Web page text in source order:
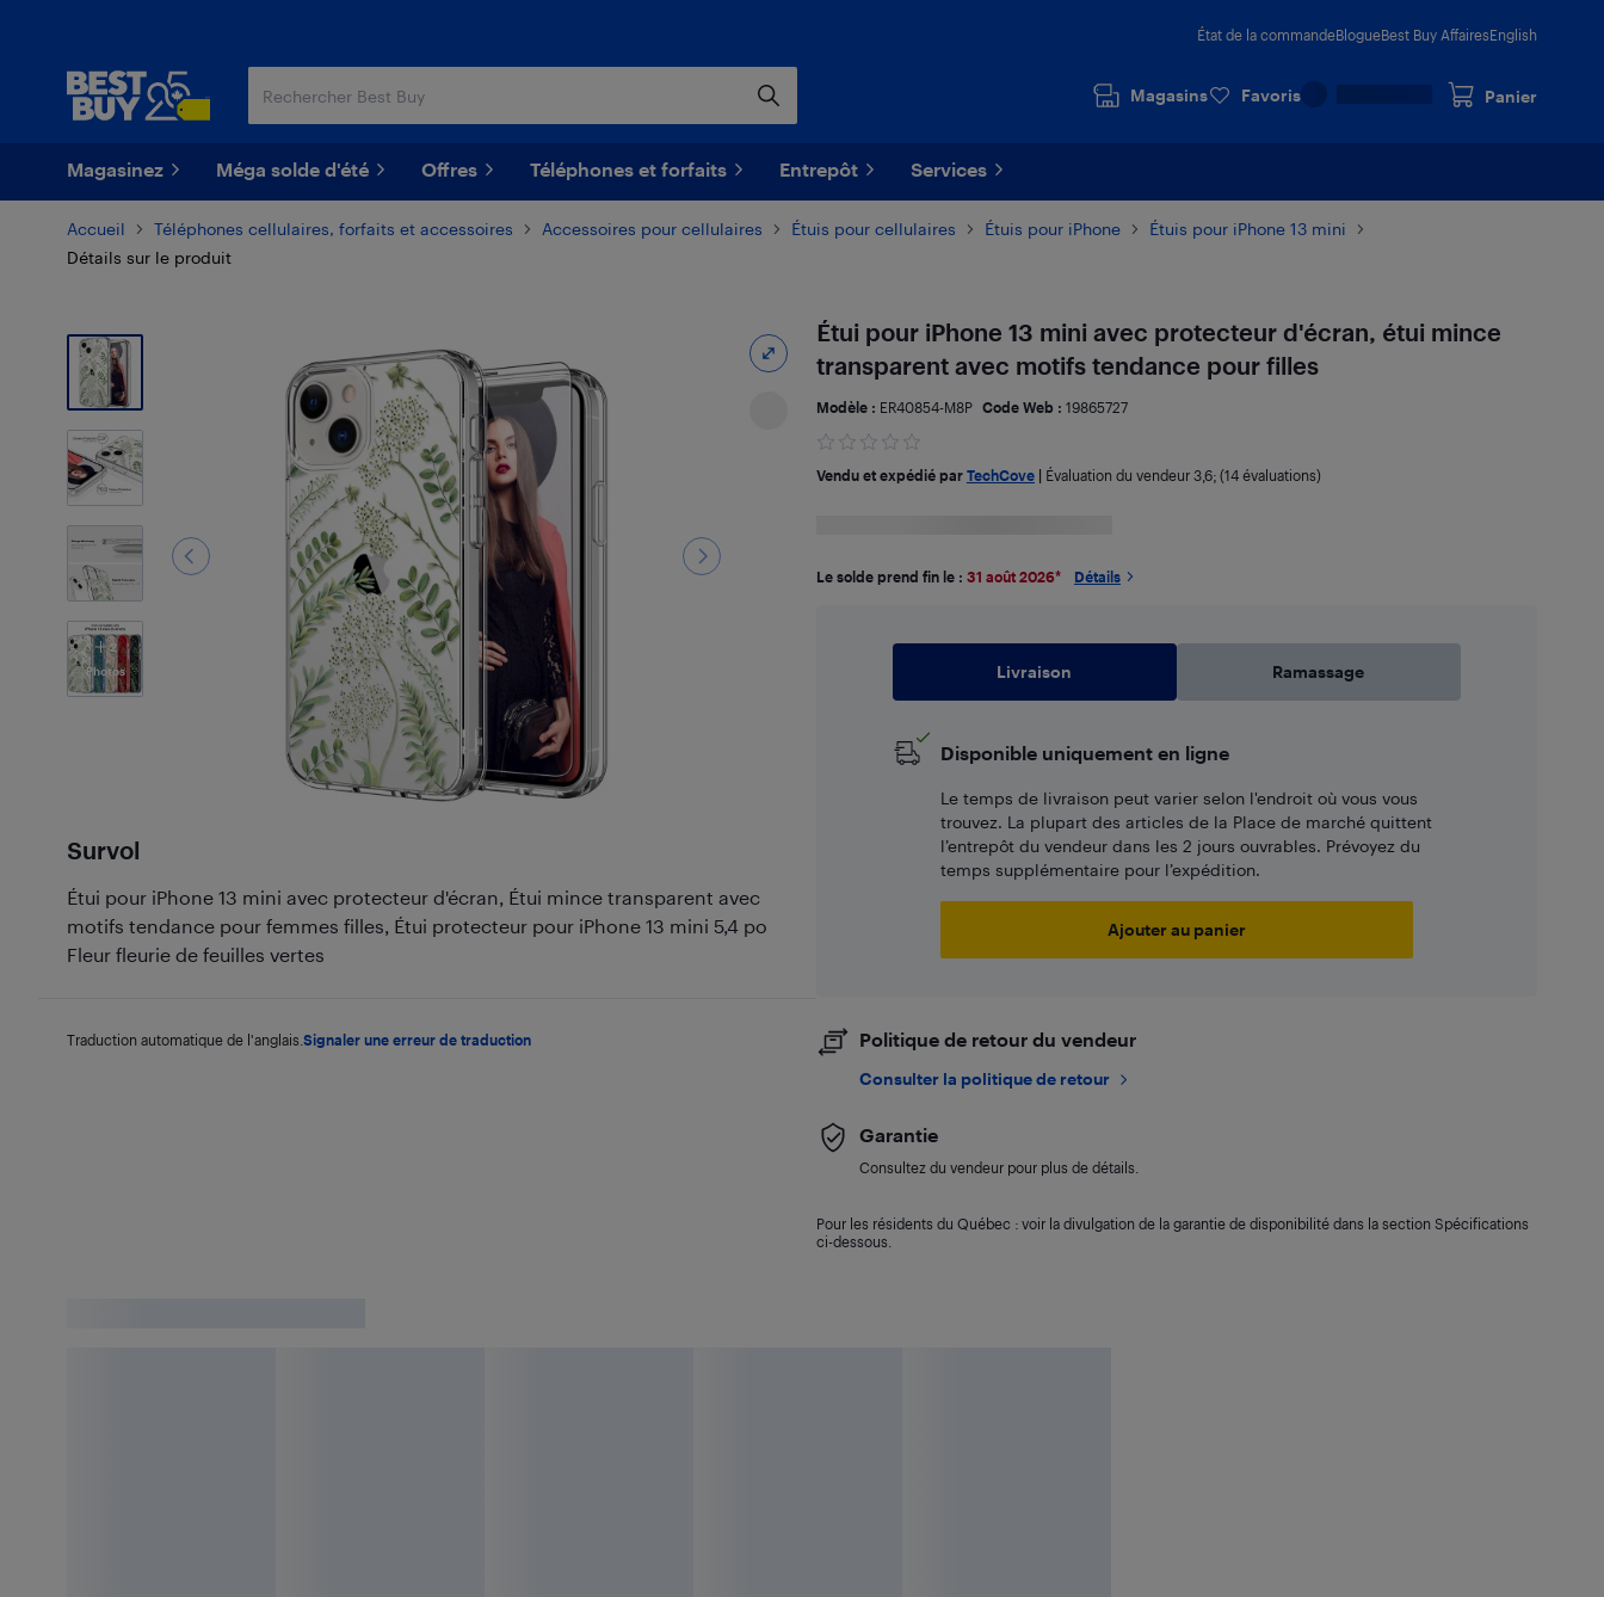
État de la commandeBlogueBest Buy AffairesEnglish
Magasins Favoris Panier
Magasinez Méga solde d'été Offres Téléphones et forfaits Entrepôt Services
Accueil Téléphones cellulaires, forfaits et accessoires Accessoires pour cellulaires Étuis pour cellulaires Étuis pour iPhone
Étuis pour iPhone 13 mini
Détails sur le produit
2
Photos
Survol
Étui pour iPhone 13 mini avec protecteur d'écran, Étui mince transparent avec
motifs tendance pour femmes filles, Étui protecteur pour iPhone 13 mini 5,4 po
Fleur fleurie de feuilles vertes
Traduction automatique de l'anglais. Signaler une erreur de traduction
Étui pour iPhone 13 mini avec protecteur d'écran, étui mince
transparent avec motifs tendance pour filles
Modèle : ER40854-M8P Code Web : 19865727
Vendu et expédié par TechCove| Évaluation du vendeur 3,6; (14 évaluations)
Le solde prend fin le : 31 août 2026* Détails
Livraison Ramassage
Disponible uniquement en ligne
Le temps de livraison peut varier selon l'endroit où vous vous
trouvez. La plupart des articles de la Place de marché quittent
l’entrepôt du vendeur dans les 2 jours ouvrables. Prévoyez du
temps supplémentaire pour l’expédition.
Ajouter au panier
Politique de retour du vendeur
Consulter la politique de retour
Garantie
Consultez du vendeur pour plus de détails.
Pour les résidents du Québec : voir la divulgation de la garantie de disponibilité dans la section Spécifications
ci-dessous.